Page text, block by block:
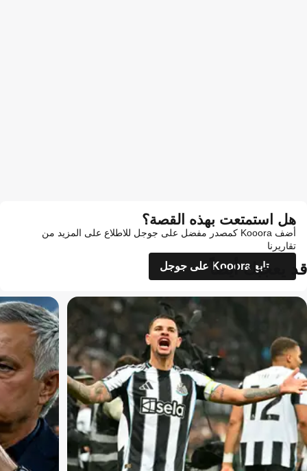
هل استمتعت بهذه القصة؟
أضف Kooora كمصدر مفضل على جوجل للاطلاع على المزيد من
تقاريرنا
تابع Kooora على جوجل
قد يعجبك أيضاً